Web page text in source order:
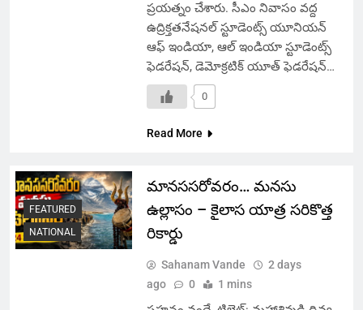
ప్రయత్నం చేశారు. సీఎం నివాసం వద్ద
ఉద్రిక్తతనేషనల్ స్టూడెంట్స్ యూనియన్
ఆఫ్ ఇండియా, ఆల్ ఇండియా స్టూడెంట్స్
ఫెడరేషన్, డెమోక్రటిక్ యూత్ ఫెడరేషన్…
0
Read More
FEATURED
NATIONAL
మానససరోవరం… మనసు
ఉల్లాసం – కైలాస యాత్ర సరికొత్త
రికార్డు
Sahanam Vande
2 days
ago
0 1 mins